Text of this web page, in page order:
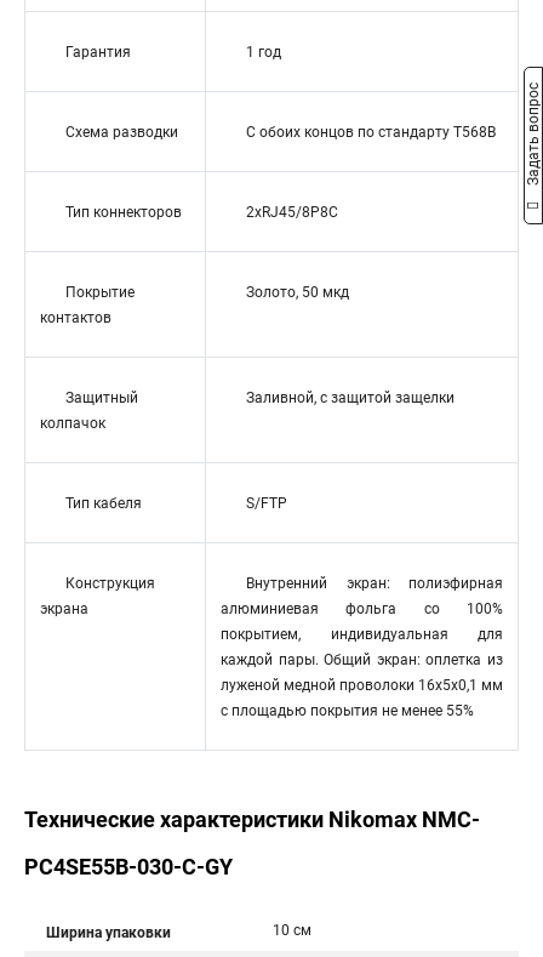
Гарантия 1 год
Схема разводки С обоих концов по стандарту T568B
Тип коннекторов 2xRJ45/8P8C
Покрытие
контактов
Золото, 50 мкд
Защитный
колпачок
Заливной, с защитой защелки
Тип кабеля S/FTP
Конструкция
экрана
Внутренний экран: полиэфирная
алюминиевая фольга со 100%
покрытием, индивидуальная для
каждой пары. Общий экран: оплетка из
луженой медной проволоки 16x5x0,1 мм
с площадью покрытия не менее 55%
Технические характеристики Nikomax NMC-
PC4SE55B-030-C-GY
Ширина упаковки 10 см
Задать вопрос